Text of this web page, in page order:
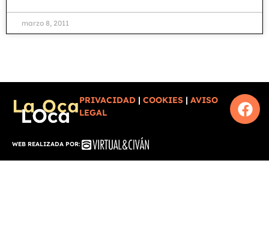
marzo 8, 2011
PRIVACIDAD | COOKIES | AVISO
LEGAL
WEB REALIZADA POR: